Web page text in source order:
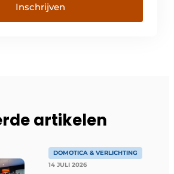
Inschrijven
artikelen
DOMOTICA & VERLICHTING
14 JULI 2026